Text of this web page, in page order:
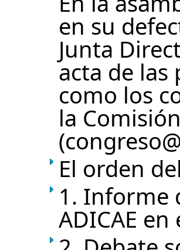
en su
Junta
acta de las
como los
la
El orden
Informe
ADICAE